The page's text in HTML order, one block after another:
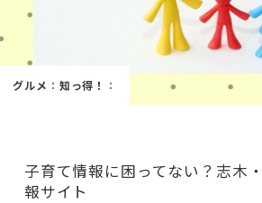
HAREL
fleXe
グルメ ： 知っ得！ ：
子育て情報に困ってない？志木
報サイト